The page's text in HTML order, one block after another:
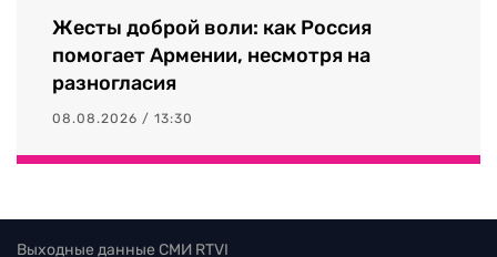
Жесты доброй воли: как Россия
помогает Армении, несмотря на
разногласия
08.08.2026 / 13:30
Выходные данные СМИ RTVI